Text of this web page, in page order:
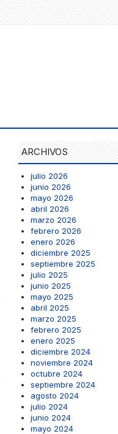
ARCHIVOS
julio 2026
junio 2026
mayo 2026
abril 2026
marzo 2026
febrero 2026
enero 2026
diciembre 2025
septiembre 2025
julio 2025
junio 2025
mayo 2025
abril 2025
marzo 2025
febrero 2025
enero 2025
diciembre 2024
noviembre 2024
octubre 2024
septiembre 2024
agosto 2024
julio 2024
junio 2024
mayo 2024